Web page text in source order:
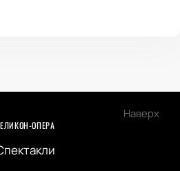
Наверх
ОПЕРА